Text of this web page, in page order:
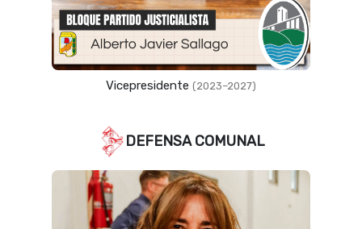
Vicepresidente (2023–2027)
DEFENSA COMUNAL